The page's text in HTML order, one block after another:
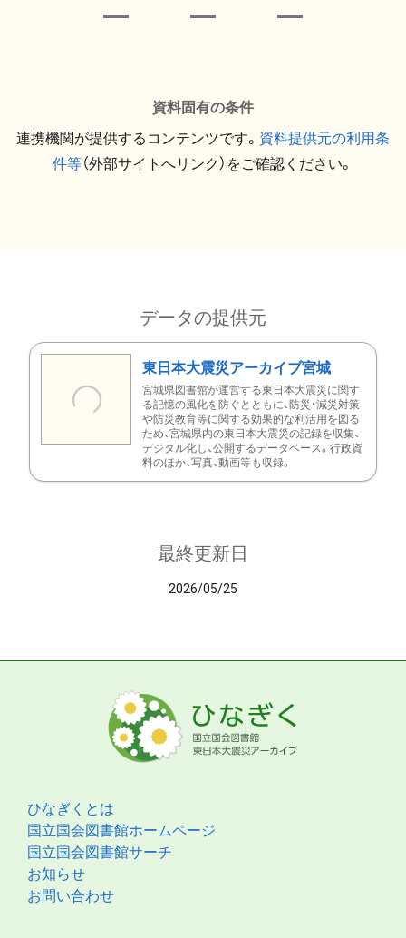
資料固有の条件
連携機関が提供するコンテンツです。 資料提供元の利用条
件等（外部サイトへリンク）をご確認ください。
データの提供元
東日本大震災アーカイブ宮城
宮城県図書館が運営する東日本大震災に関す
る記憶の風化を防ぐとともに、防災・減災対策
や防災教育等に関する効果的な利活用を図る
ため、宮城県内の東日本大震災の記録を収集、
デジタル化し、公開するデータベース。行政資
料のほか、写真、動画等も収録。
最終更新日
2026/05/25
ひなぎくとは
国立国会図書館ホームページ
国立国会図書館サーチ
お知らせ
お問い合わせ